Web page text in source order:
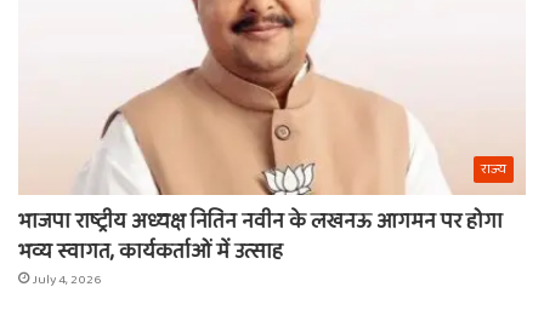
राज्य
भाजपा राष्ट्रीय अध्यक्ष नितिन नवीन के लखनऊ आगमन पर होगा
भव्य स्वागत, कार्यकर्ताओं में उत्साह
July 4, 2026